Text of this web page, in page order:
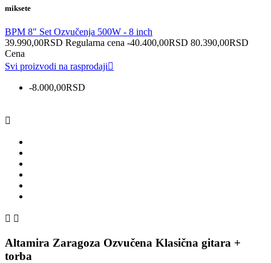
miksete
BPM 8" Set Ozvučenja 500W - 8 inch
39.990,00RSD Regularna cena -40.400,00RSD 80.390,00RSD
Cena
Svi proizvodi na rasprodaji
-8.000,00RSD

 
Altamira Zaragoza Ozvučena Klasična gitara +
torba